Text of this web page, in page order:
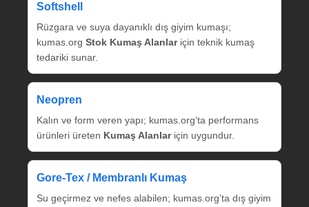
Softshell
Rüzgara ve suya dayanıklı dış giyim kumaşı;
kumas.org Stok Kumaş Alanlariçin teknik kumaş
tedariki sunar.
Neopren
Kalın ve form veren yapı; kumas.org’ta performans
ürünleri üreten Kumaş Alanlariçin uygundur.
Gore‑Tex / Membranlı Kumaş
Su geçirmez ve nefes alabilen; kumas.org’ta dış giyim